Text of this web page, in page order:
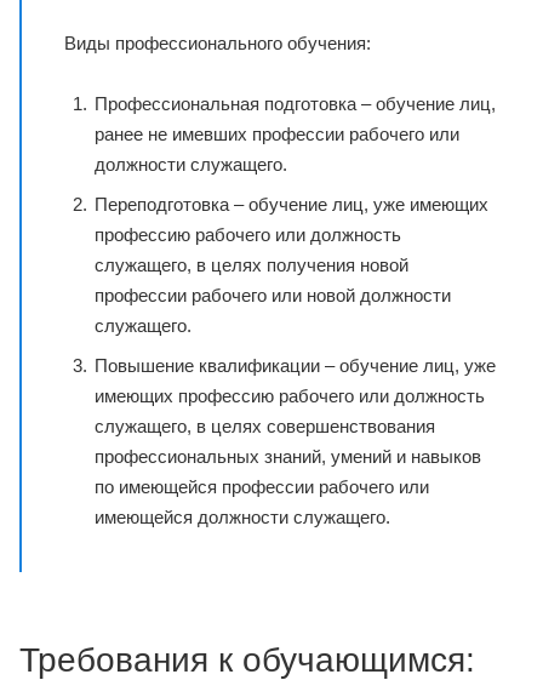
Виды профессионального обучения:
Профессиональная подготовка – обучение лиц,
ранее не имевших профессии рабочего или
должности служащего.
Переподготовка – обучение лиц, уже имеющих
профессию рабочего или должность
служащего, в целях получения новой
профессии рабочего или новой должности
служащего.
Повышение квалификации – обучение лиц, уже
имеющих профессию рабочего или должность
служащего, в целях совершенствования
профессиональных знаний, умений и навыков
по имеющейся профессии рабочего или
имеющейся должности служащего.
Требования к обучающимся: